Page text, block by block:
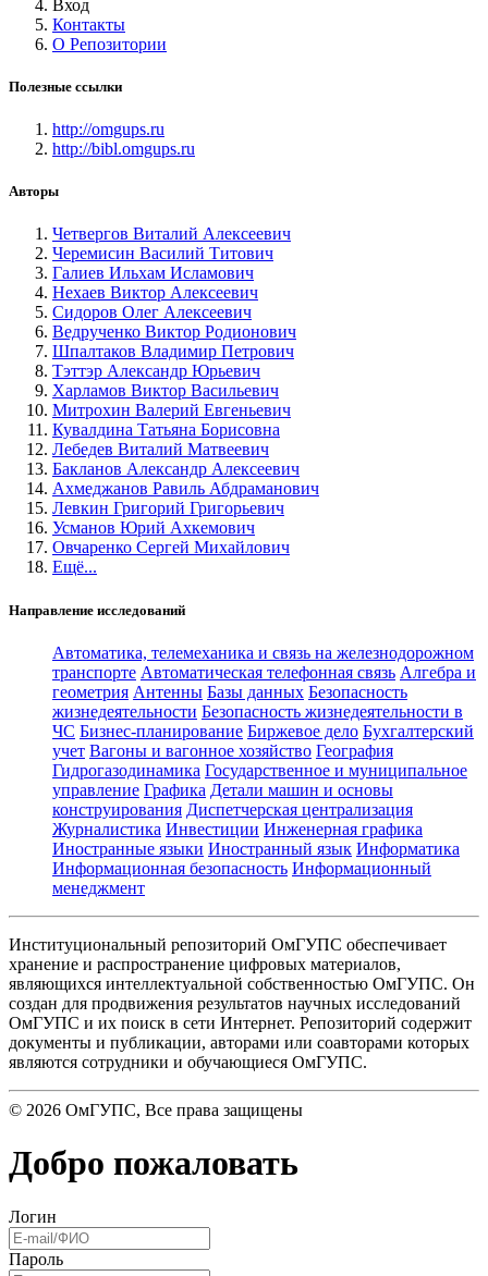
Вход
Контакты
О Репозитории
Полезные ссылки
http://omgups.ru
http://bibl.omgups.ru
Авторы
Четвергов Виталий Алексеевич
Черемисин Василий Титович
Галиев Ильхам Исламович
Нехаев Виктор Алексеевич
Сидоров Олег Алексеевич
Ведрученко Виктор Родионович
Шпалтаков Владимир Петрович
Тэттэр Александр Юрьевич
Харламов Виктор Васильевич
Митрохин Валерий Евгеньевич
Кувалдина Татьяна Борисовна
Лебедев Виталий Матвеевич
Бакланов Александр Алексеевич
Ахмеджанов Равиль Абдраманович
Левкин Григорий Григорьевич
Усманов Юрий Ахкемович
Овчаренко Сергей Михайлович
Ещё...
Направление исследований
Автоматика, телемеханика и связь на железнодорожном
транспорте Автоматическая телефонная связь Алгебра и
геометрия Антенны Базы данных Безопасность
жизнедеятельности Безопасность жизнедеятельности в
ЧС Бизнес-планирование Биржевое дело Бухгалтерский
учет Вагоны и вагонное хозяйство География
Гидрогазодинамика Государственное и муниципальное
управление Графика Детали машин и основы
конструирования Диспетчерская централизация
Журналистика Инвестиции Инженерная графика
Иностранные языки Иностранный язык Информатика
Информационная безопасность Информационный
менеджмент
Институциональный репозиторий ОмГУПС обеспечивает
хранение и распространение цифровых материалов,
являющихся интеллектуальной собственностью ОмГУПС. Он
создан для продвижения результатов научных исследований
ОмГУПС и их поиск в сети Интернет. Репозиторий содержит
документы и публикации, авторами или соавторами которых
являются сотрудники и обучающиеся ОмГУПС.
© 2026 ОмГУПС, Все права защищены
Добро пожаловать
Логин
Пароль